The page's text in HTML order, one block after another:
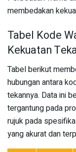
membedakan
Tabel Kode
Kekuatan
Tabel berikut
hubungan antara
tekannya. Data ini
tergantung pada
rujuk pada
yang akurat dan